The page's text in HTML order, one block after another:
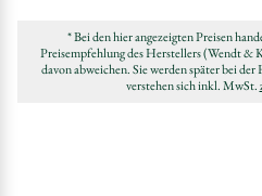
* Bei den hier angezeigten Preisen
Preisempfehlung des Herstellers (Wendt &
davon abweichen. Sie werden später bei
verstehen sich inkl. MwSt.